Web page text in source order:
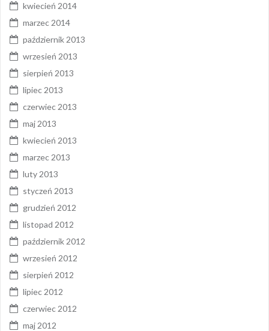
kwiecień 2014
marzec 2014
październik 2013
wrzesień 2013
sierpień 2013
lipiec 2013
czerwiec 2013
maj 2013
kwiecień 2013
marzec 2013
luty 2013
styczeń 2013
grudzień 2012
listopad 2012
październik 2012
wrzesień 2012
sierpień 2012
lipiec 2012
czerwiec 2012
maj 2012